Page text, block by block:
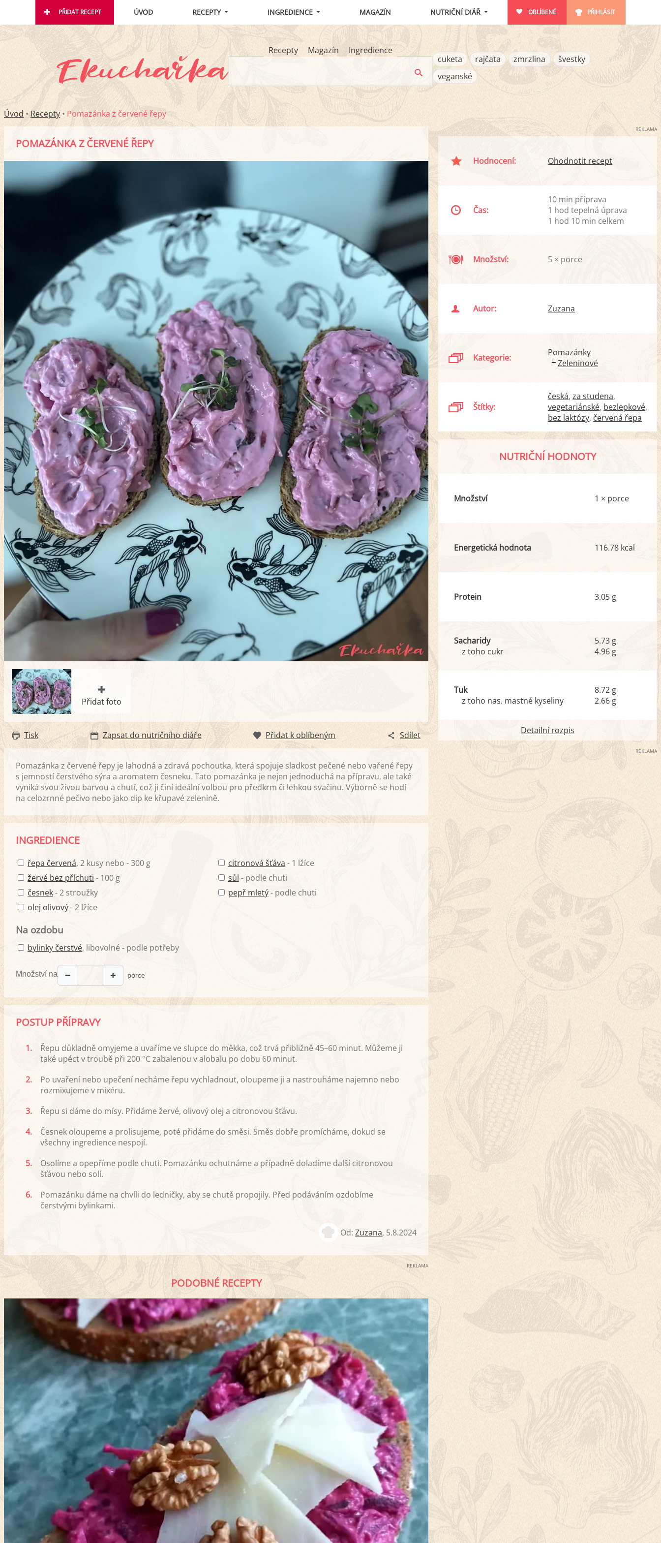
PŘIDAT RECEPT ÚVOD RECEPTY INGREDIENCE MAGAZÍN NUTRIČNÍ DIÁŘ OBLÍBENÉ PŘIHLÁSIT
Recepty Magazín
Ingredience
cuketa
rajčata zmrzlina
švestky
veganské
Úvod • Recepty • Pomazánka z červené řepy
POMAZÁNKA Z ČERVENÉ ŘEPY
Přidat foto
Tisk Zapsat do nutričního diáře Přidat k oblíbeným Sdílet
Pomazánka z červené řepy je lahodná a zdravá pochoutka, která spojuje sladkost pečené nebo vařené řepy
s jemností čerstvého sýra a aromatem česneku. Tato pomazánka je nejen jednoduchá na přípravu, ale také
vyniká svou živou barvou a chutí, což ji činí ideální volbou pro předkrm či lehkou svačinu. Výborně se hodí
na celozrnné pečivo nebo jako dip ke křupavé zelenině.
INGREDIENCE
řepa červená, 2 kusy nebo - 300 g
žervé bez příchuti - 100 g
česnek- 2 stroužky
olej olivový- 2 lžíce
citronová šťáva - 1 lžíce
sůl - podle chuti
pepř mletý- podle chuti
Na ozdobu
bylinky čerstvé, libovolné - podle potřeby
Množství na − + porce
POSTUP PŘÍPRAVY
1.
Řepu důkladně omyjeme a uvaříme ve slupce do měkka, což trvá přibližně 45–60 minut. Můžeme ji
také upéct v troubě při 200 °C zabalenou v alobalu po dobu 60 minut.
2.
Po uvaření nebo upečení necháme řepu vychladnout, oloupeme ji a nastrouháme najemno nebo
rozmixujeme v mixéru.
3.
Řepu si dáme do mísy. Přidáme žervé, olivový olej a citronovou šťávu.
4.
Česnek oloupeme a prolisujeme, poté přidáme do směsi. Směs dobře promícháme, dokud se
všechny ingredience nespojí.
5.
Osolíme a opepříme podle chuti. Pomazánku ochutnáme a případně doladíme další citronovou
šťávou nebo solí.
6.
Pomazánku dáme na chvíli do ledničky, aby se chutě propojily. Před podáváním ozdobíme
čerstvými bylinkami.
Od:Zuzana, 5.8.2024
REKLAMA
PODOBNÉ RECEPTY
REKLAMA
Hodnocení: Ohodnotit recept
Čas:
10 min příprava
1 hod tepelná úprava
1 hod 10 min celkem
Množství: 5 × porce
Autor: Zuzana
Kategorie:
Pomazánky
Zeleninové
Štítky:
česká za studena
vegetariánské bezlepkové
bez laktózy červená řepa
NUTRIČNÍ HODNOTY
Množství 1 × porce
Energetická hodnota 116.78 kcal
Protein 3.05 g
Sacharidy
z toho cukr
5.73 g
4.96 g
Tuk
z toho nas. mastné kyseliny
8.72 g
2.66 g
Detailní rozpis
REKLAMA